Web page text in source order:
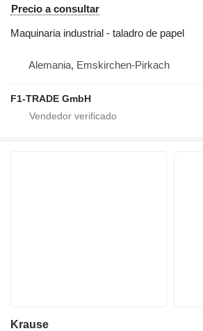
Precio a consultar
Maquinaria industrial - taladro de papel
Alemania, Emskirchen-Pirkach
F1-TRADE GmbH
Krause